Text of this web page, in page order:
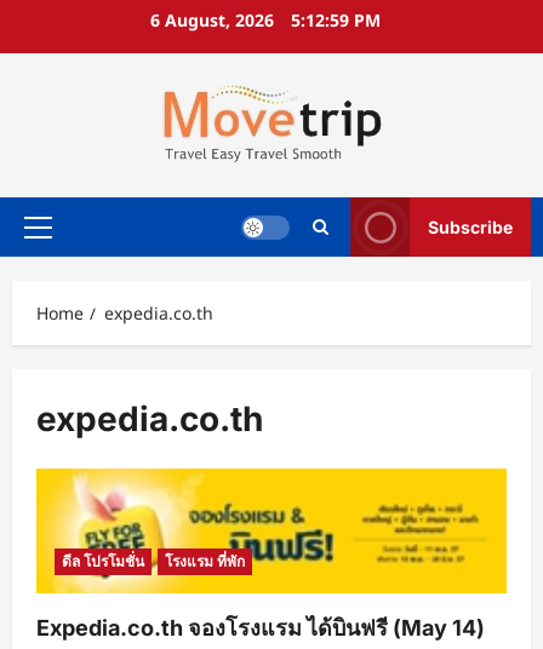
6 August, 2026 5:12:59 PM
Primary
Subscribe
Home expedia.co.th
expedia.co.th
ดีล โปรโมชั่น โรงแรม ที่พัก
Expedia.co.th จองโรงแรม ได้บินฟรี (May 14)